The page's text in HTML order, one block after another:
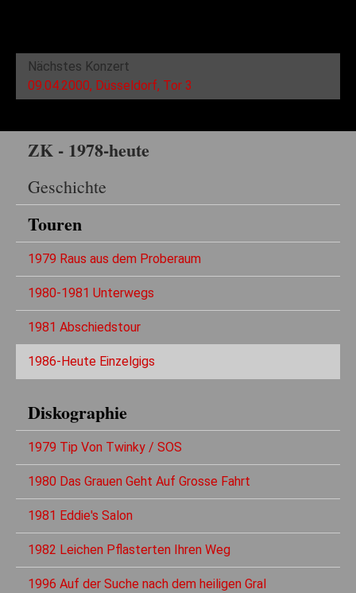
Nächstes Konzert
09.04.2000, Düsseldorf, Tor 3
ZK - 1978-heute
Geschichte
Touren
1979 Raus aus dem Proberaum
1980-1981 Unterwegs
1981 Abschiedstour
1986-Heute Einzelgigs
Diskographie
1979 Tip Von Twinky / SOS
1980 Das Grauen Geht Auf Grosse Fahrt
1981 Eddie's Salon
1982 Leichen Pflasterten Ihren Weg
1996 Auf der Suche nach dem heiligen Gral